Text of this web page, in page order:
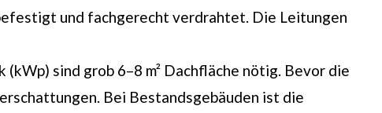
und fachgerecht verdrahtet. Die Leitungen
sind grob 6–8 m² Dachfläche nötig. Bevor die
Bei Bestandsgebäuden ist die